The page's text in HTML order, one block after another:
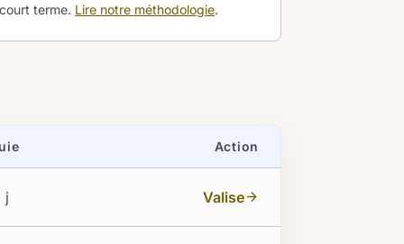
terme. Lire notre méthodologie.
Action
j Valisearrow_forward